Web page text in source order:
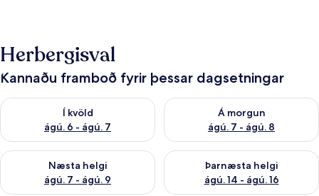
Herbergisval
Kannaðu framboð fyrir þessar dagsetningar
Í kvöld
ágú. 6 - ágú. 7
Athuga framboð í kvöld ágú. 6 - ágú. 7
Á morgun
ágú. 7 - ágú. 8
Athuga framboð á morgun
Næsta helgi
ágú. 7 - ágú. 9
Athuga framboð næstu helgi ágú. 7 - ágú. 9
Þarnæsta helgi
ágú. 14 - ágú. 16
Athuga framboð þarnæstu